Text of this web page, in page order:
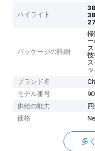
ハイライト
パッケージの詳細
ブランド名
モデル番号
供給の能力
価格
多